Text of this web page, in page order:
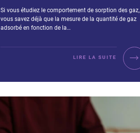
Extrait :
Si vous étudiez le comportement de sorption des gaz,
vous savez déjà que la mesure de la quantité de gaz
adsorbé en fonction de la…
LIRE LA SUITE